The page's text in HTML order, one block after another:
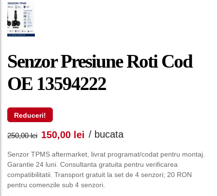
Senzor Presiune Roti Cod
OE 13594222
Reduceri!
250,00lei Prețul
inițial
a
150,00 lei Prețul
curent
este:
/ bucata
Senzor TPMS aftermarket, livrat programat/codat pentru montaj.
Garantie 24 luni. Consultanta gratuita pentru verificarea
compatibilitatii. Transport gratuit la set de 4 senzori; 20 RON
pentru comenzile sub 4 senzori.